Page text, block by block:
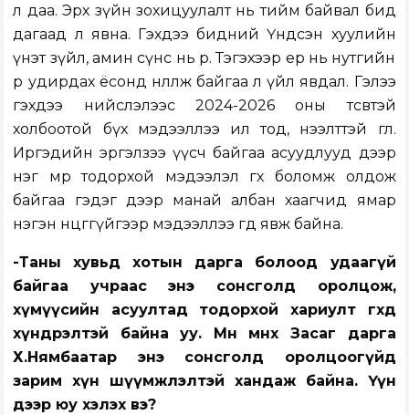
л даа. Эрх зүйн зохицуулалт нь тийм байвал бид
дагаад л явна. Гэхдээ бидний Үндсэн хуулийн
үнэт зүйл, амин сүнс нь өөр. Тэгэхээр ер нь нутгийн
өөрөө удирдах ёсонд нөлөөлж байгаа л үйл явдал. Гэлээ
гэхдээ нийслэлээс 2024-2026 оны төсөвтэй
холбоотой бүх мэдээллээ ил тод, нээлттэй өглөө.
Иргэдийн эргэлзээ үүсч байгаа асуудлууд дээр
нэг мөр тодорхой мэдээлэл өгөх боломж олдож
байгаа гэдэг дээр манай албан хаагчид ямар
нэгэн өнцөггүйгээр мэдээллээ өгөөд явж байна.
-Таны хувьд хотын дарга болоод удаагүй
байгаа учраас энэ сонсголд оролцож,
хүмүүсийн асуултад тодорхой хариулт өгөхөд
хүндрэлтэй байна уу. Мөн өмнөх Засаг дарга
Х.Нямбаатар энэ сонсголд оролцоогүйд
зарим хүн шүүмжлэлтэй хандаж байна. Үүн
дээр юу хэлэх вэ?